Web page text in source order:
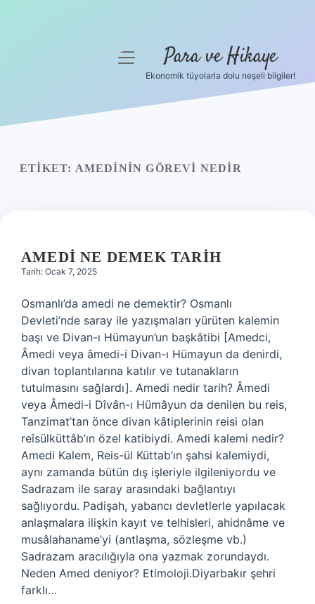
Yasal Uyarı
menüyü
Para ve Hikaye
Ekonomik tüyolarla dolu neşeli bilgiler!
ETIKET: AMEDININ GÖREVI NEDIR
AMEDI NE DEMEK TARIH
Tarih: Ocak 7, 2025
Osmanlı’da amedi ne demektir? Osmanlı
Devleti’nde saray ile yazışmaları yürüten kalemin
başı ve Divan-ı Hümayun’un başkâtibi [Amedci,
Âmedi veya âmedi-i Divan-ı Hümayun da denirdi,
divan toplantılarına katılır ve tutanakların
tutulmasını sağlardı]. Amedi nedir tarih? Âmedi
veya Âmedi-i Dîvân-ı Hümâyun da denilen bu reis,
Tanzimat’tan önce divan kâtiplerinin reisi olan
reîsülküttâb’ın özel katibiydi. Amedi kalemi nedir?
Amedi Kalem, Reis-ül Küttab’ın şahsi kalemiydi,
aynı zamanda bütün dış işleriyle ilgileniyordu ve
Sadrazam ile saray arasındaki bağlantıyı
sağlıyordu. Padişah, yabancı devletlerle yapılacak
anlaşmalara ilişkin kayıt ve telhisleri, ahidnâme ve
musâlahaname’yi (antlaşma, sözleşme vb.)
Sadrazam aracılığıyla ona yazmak zorundaydı.
Neden Amed deniyor? Etimoloji.Diyarbakır şehri
farklı…